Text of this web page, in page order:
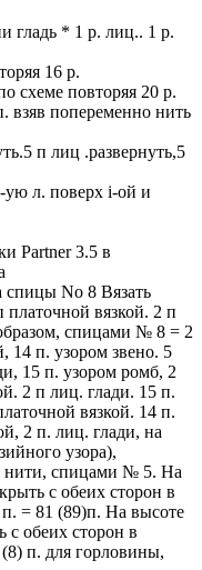
гладь * 1 р. лиц.. 1 р.
16 р.
схеме повторяя 20 р.
взяв попеременно нить
п лиц .развернуть,5
л. поверх i-ой и
Partner 3.5 в
спицы No 8 Вязать
вязкой. 2 п
спицами № 8 = 2
14 п. узором звено. 5
15 п. узором ромб, 2
2 п лиц. глади. 15 п.
вязкой. 14 п.
2 п. лиц. глади, на
узора),
нити, спицами № 5. На
с обеих сторон в
= 81 (89)п. На высоте
с обеих сторон в
п. для горловины,